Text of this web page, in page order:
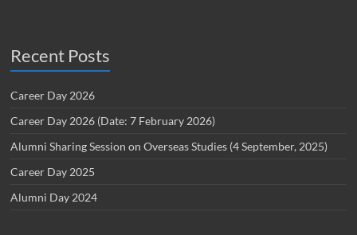
Recent Posts
Career Day 2026
Career Day 2026 (Date: 7 February 2026)
Alumni Sharing Session on Overseas Studies (4 September, 2025)
Career Day 2025
Alumni Day 2024